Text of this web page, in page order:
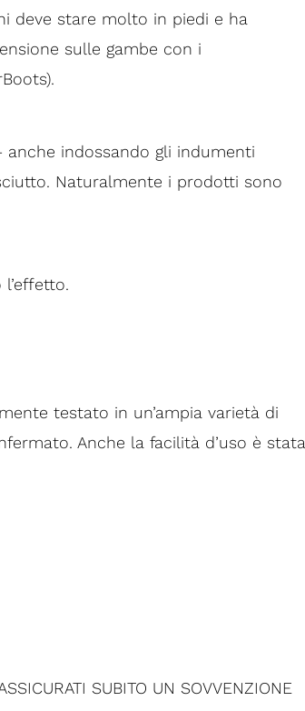
deve stare molto in piedi e ha
sulle gambe con i
anche indossando gli indumenti
Naturalmente i prodotti sono
testato in un’ampia varietà di
Anche la facilità d’uso è stata
SUBITO UN SOVVENZIONE